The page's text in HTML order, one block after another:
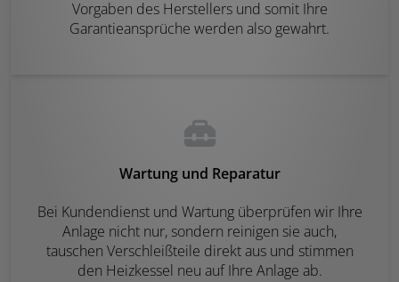
Vorgaben des Herstellers und somit Ihre
Garantieansprüche werden also gewahrt.
Wartung und Reparatur
Bei Kundendienst und Wartung überprüfen wir Ihre
Anlage nicht nur, sondern reinigen sie auch,
tauschen Verschleißteile direkt aus und stimmen
den Heizkessel neu auf Ihre Anlage ab.